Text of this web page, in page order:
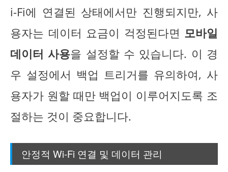
i-Fi에 연결된 상태에서만 진행되지만, 사
용자는 데이터 요금이 걱정된다면 모바일
데이터 사용을 설정할 수 있습니다. 이 경
우 설정에서 백업 트리거를 유의하여, 사
용자가 원할 때만 백업이 이루어지도록 조
절하는 것이 중요합니다.
안정적 Wi-Fi 연결 및 데이터 관리